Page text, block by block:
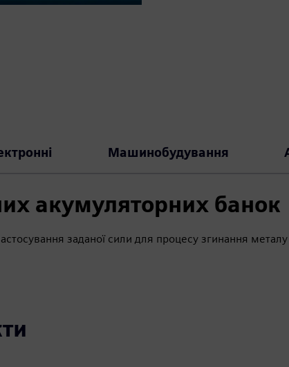
Машинобудування
акумуляторних банок
заданої сили для процесу згинання металу